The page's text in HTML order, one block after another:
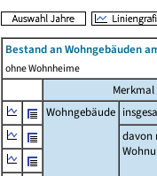
Bestand an Wohngebäuden
ohne Wohnheime
Merkmal
Wohngebäude
davon